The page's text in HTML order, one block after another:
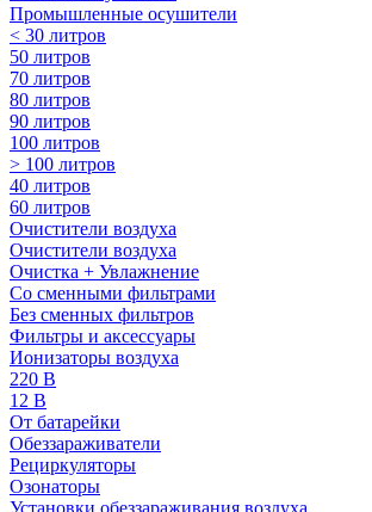
Промышленные осушители
< 30 литров
50 литров
70 литров
80 литров
90 литров
100 литров
> 100 литров
40 литров
60 литров
Очистители воздуха
Очистители воздуха
Очистка + Увлажнение
Cо сменными фильтрами
Без сменных фильтров
Фильтры и аксессуары
Ионизаторы воздуха
220 В
12 В
От батарейки
Обеззараживатели
Рециркуляторы
Озонаторы
Установки обеззараживания воздуха